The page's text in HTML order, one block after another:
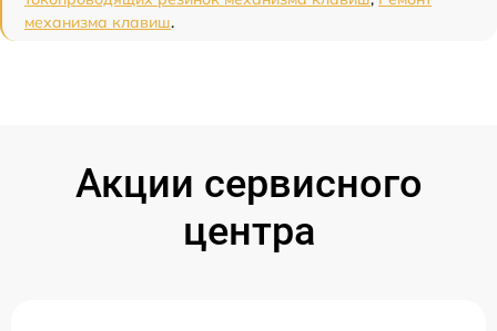
механизма клавиш.
Акции сервисного
центра